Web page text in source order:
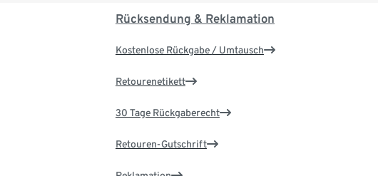
Rücksendung & Reklamation
Kostenlose Rückgabe / Umtausch
Retourenetikett
30 Tage Rückgaberecht
Retouren-Gutschrift